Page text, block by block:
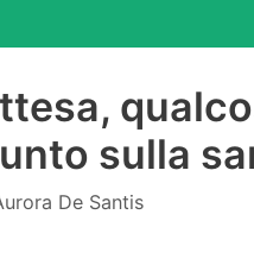
sulla
De Santis